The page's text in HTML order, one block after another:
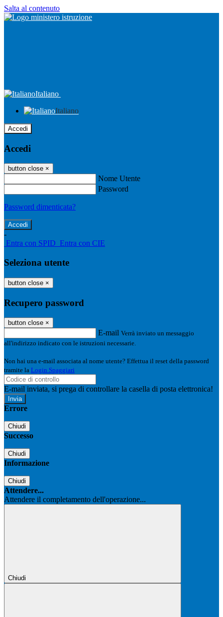
Salta al contenuto
Italiano
Italiano
Accedi
Accedi
button close ×
Nome Utente
Password
Password dimenticata?
-
Entra con SPID Entra con CIE
Seleziona utente
button close ×
Recupero password
button close ×
E-mail Verrà inviato un messaggio
all'indirizzo indicato con le istruzioni necessarie.
Non hai una e-mail associata al nome utente? Effettua il reset della password
tramite la Login Spaggiari
E-mail inviata, si prega di controllare la casella di posta elettronica!
Errore
Chiudi
Successo
Chiudi
Informazione
Chiudi
Attendere...
Attendere il completamento dell'operazione...
Chiudi